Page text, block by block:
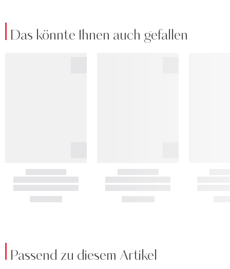
Das könnte Ihnen auch gefallen
Passend zu diesem Artikel